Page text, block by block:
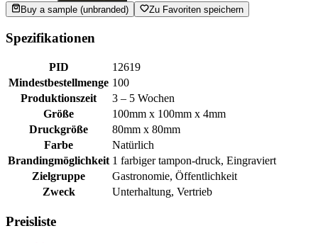
Buy a sample (unbranded)
Zu Favoriten speichern
Spezifikationen
PID
12619
Mindestbestellmenge 100
Produktionszeit
3 – 5 Wochen
Größe
100mm x 100mm x 4mm
Druckgröße
80mm x 80mm
Farbe
Natürlich
Brandingmöglichkeit 1 farbiger tampon-druck, Eingraviert
Zielgruppe
Gastronomie, Öffentlichkeit
Zweck
Unterhaltung, Vertrieb
Preisliste